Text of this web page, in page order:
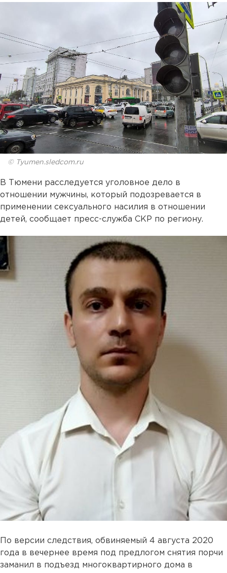
© Tyumen.sledcom.ru
В Тюмени расследуется уголовное дело в
отношении мужчины, который подозревается в
применении сексуального насилия в отношении
детей, сообщает пресс-служба СКР по региону.
По версии следствия, обвиняемый 4 августа 2020
года в вечернее время под предлогом снятия порчи
заманил в подъезд многоквартирного дома в